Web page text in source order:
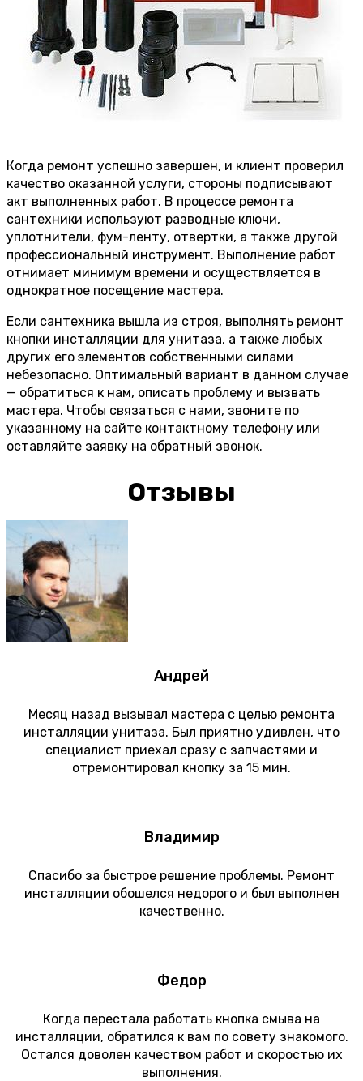
Когда ремонт успешно завершен, и клиент проверил
качество оказанной услуги, стороны подписывают
акт выполненных работ. В процессе ремонта
сантехники используют разводные ключи,
уплотнители, фум-ленту, отвертки, а также другой
профессиональный инструмент. Выполнение работ
отнимает минимум времени и осуществляется в
однократное посещение мастера.
Если сантехника вышла из строя, выполнять ремонт
кнопки инсталляции для унитаза, а также любых
других его элементов собственными силами
небезопасно. Оптимальный вариант в данном случае
— обратиться к нам, описать проблему и вызвать
мастера. Чтобы связаться с нами, звоните по
указанному на сайте контактному телефону или
оставляйте заявку на обратный звонок.
Отзывы
Андрей
Месяц назад вызывал мастера с целью ремонта
инсталляции унитаза. Был приятно удивлен, что
специалист приехал сразу с запчастями и
отремонтировал кнопку за 15 мин.
Владимир
Спасибо за быстрое решение проблемы. Ремонт
инсталляции обошелся недорого и был выполнен
качественно.
Федор
Когда перестала работать кнопка смыва на
инсталляции, обратился к вам по совету знакомого.
Остался доволен качеством работ и скоростью их
выполнения.